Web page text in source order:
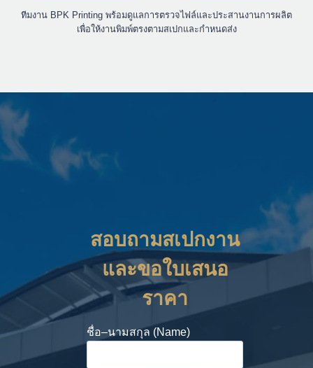
ทีมงาน BPK Printing พร้อมดูแลการตรวจไฟล์และประสานงานการผลิต
เพื่อให้งานพิมพ์ตรงตามสเปกและกำหนดส่ง
สอบถามสเปกงาน
และขอใบเสนอ
ราคา
ชื่อ–นามสกุล (Name)